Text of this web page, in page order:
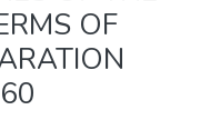
OF